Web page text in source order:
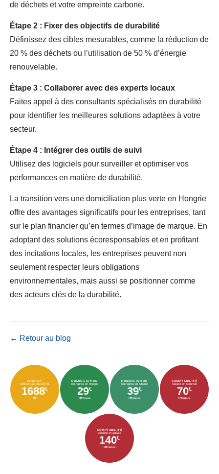
de déchets et votre empreinte carbone.
Étape 2 : Fixer des objectifs de durabilité
Définissez des cibles mesurables, comme la réduction de
20 % des déchets ou l’utilisation de 50 % d’énergie
renouvelable.
Étape 3 : Collaborer avec des experts locaux
Faites appel à des consultants spécialisés en durabilité
pour identifier les meilleures solutions adaptées à votre
secteur.
Étape 4 : Intégrer des outils de suivi
Utilisez des logiciels pour surveiller et optimiser vos
performances en matière de durabilité.
La transition vers une domiciliation plus verte en Hongrie
offre des avantages significatifs pour les entreprises, tant
sur le plan financier qu’en termes d’image de marque. En
adoptant des solutions écoresponsables et en profitant
des incitations locales, les entreprises peuvent non
seulement respecter leurs obligations
environnementales, mais aussi se positionner comme
des acteurs clés de la durabilité.
← Retour au blog
FORFAIT
CRÉATION SOCIÉTÉ
1688€
HT
DOMICILIATION
Entreprise en Hongrie
29€
HT/mois
DOMICILIATION
Entreprise en Albanie
39€
HT/mois
COMPTABILITÉ
Société en sommeil
70€
HT/mois
COMPTABILITÉ
Société en activité
140€
HT/mois